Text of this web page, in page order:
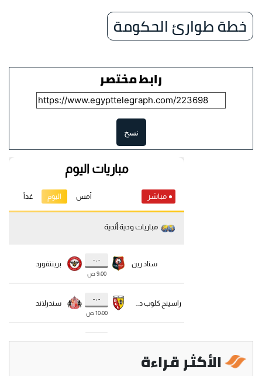
خطة طوارئ الحكومة
رابط مختصر
نسخ
الأكثر قراءة